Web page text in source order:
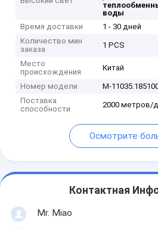
воды
Время доставки
1 - 30 дней
Количество мин
заказа
1 PCS
Место
происхождения
Китай
Номер модели
M-
Поставка
способности
2000 метров/
Осмотрите
Контактная
Mr. Miao